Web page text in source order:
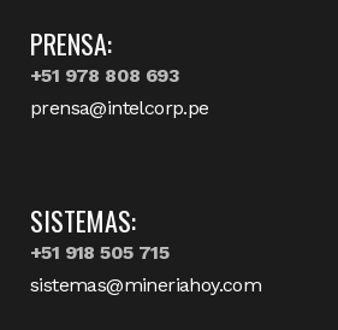
PRENSA:
+51 978 808 693
prensa@intelcorp.pe
SISTEMAS:
+51 918 505 715
sistemas@mineriahoy.com